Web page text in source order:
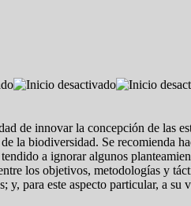
de innovar la concepción de las
la biodiversidad. Se recomienda
a ignorar algunos
los objetivos, metodologías y
y, para este aspecto particular, a